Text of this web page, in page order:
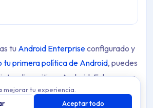
tu Android Enterpriseconfigurado y
tu primera política de Android, puedes
tus dispositivos Android. Echemos un
mejorar tu experiencia.
Aceptar todo